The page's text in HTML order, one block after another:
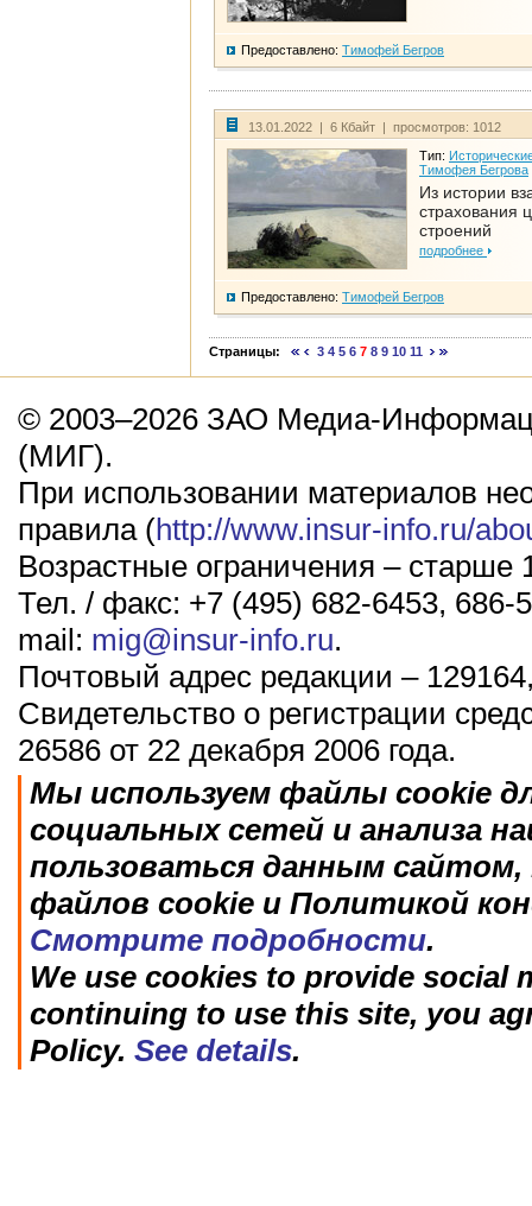
Предоставлено: Тимофей Бегров
13.01.2022 | 6 Кбайт | просмотров: 1012
Тип:
Тимофея Бегрова
Из истории
страхования
строений
подробнее
Предоставлено: Тимофей Бегров
Страницы: 3 4 5 6 7 8 9 10 11
© 2003–2026 ЗАО Медиа-
(МИГ).
При использовании материалов
правила (http://www.insur-info.ru/
Возрастные ограничения – старше
Тел. / факс: +7 (495) 682-6453, 686-
mail: mig@insur-info.ru.
Почтовый адрес редакции –
Свидетельство о регистрации
26586 от 22 декабря 2006 года.
Мы используем файлы cookie
социальных сетей и анализа
пользоваться данным
файлов cookie и Политикой
Смотрите подробности.
We use cookies to provide social
continuing to use this site, you
Policy. See details.